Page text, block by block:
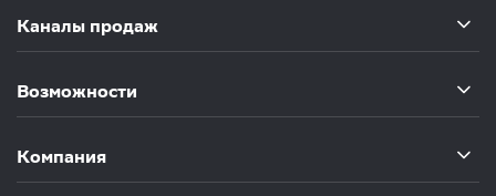
Каналы продаж
Возможности
Компания